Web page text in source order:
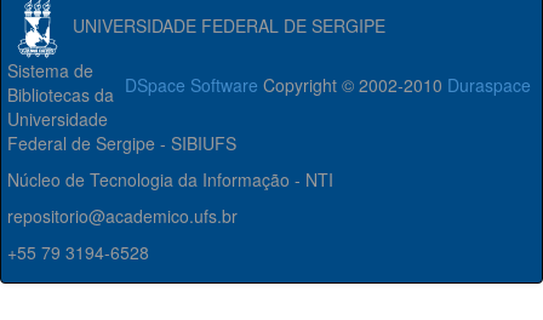
UNIVERSIDADE FEDERAL DE SERGIPE
DSpace Software Copyright © 2002-2010 Duraspace
Sistema de
Bibliotecas da
Universidade
Federal de Sergipe - SIBIUFS
Núcleo de Tecnologia da Informação - NTI
repositorio@academico.ufs.br
+55 79 3194-6528